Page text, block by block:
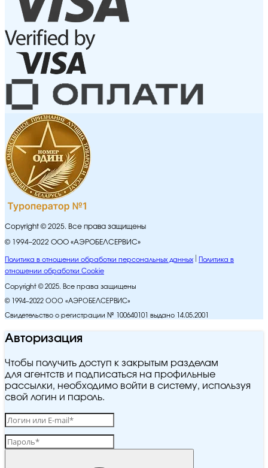
Copyright © 2025. Все права защищены
© 1994–2022 ООО «АЭРОБЕЛСЕРВИС»
Политика в отношении обработки персональных данных
Политика в
отношении обработки Cookie
Copyright © 2025. Все права защищены
© 1994–2022 ООО «АЭРОБЕЛСЕРВИС»
Свидетельство о регистрации № 100640101 выдано 14.05.2001
Авторизация
Чтобы получить доступ к закрытым разделам
для агентств и подписаться на профильные
рассылки, необходимо войти в систему, используя
свой логин и пароль.